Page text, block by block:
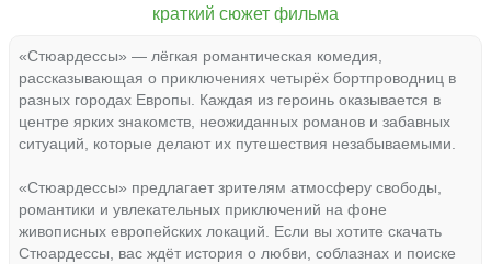
краткий сюжет фильма
«Стюардессы» — лёгкая романтическая комедия,
рассказывающая о приключениях четырёх бортпроводниц в
разных городах Европы. Каждая из героинь оказывается в
центре ярких знакомств, неожиданных романов и забавных
ситуаций, которые делают их путешествия незабываемыми.
«Стюардессы» предлагает зрителям атмосферу свободы,
романтики и увлекательных приключений на фоне
живописных европейских локаций. Если вы хотите скачать
Стюардессы, вас ждёт история о любви, соблазнах и поиске